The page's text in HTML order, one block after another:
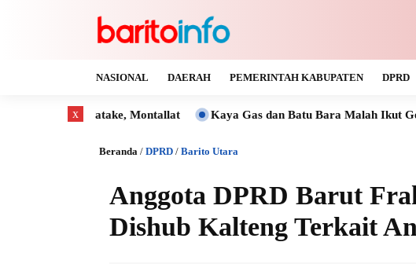
NASIONAL DAERAH PEMERINTAH KABUPATEN DPRD
Montallat Kaya Gas dan Batu Bara Malah Ikut Gelap, Manager
Beranda / DPRD / Barito Utara
Anggota DPRD Barut
Dishub Kalteng Terkait
x